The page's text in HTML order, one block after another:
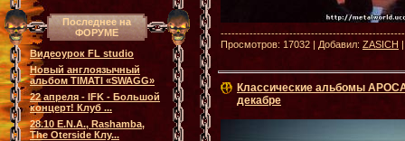
Последнее на
ФОРУМЕ
Видеоурок FL studio
Новый англоязычный
альбом TIMATI «SWAGG»
22 апреля - IFK - Большой
концерт! Клуб ...
28.10 E.N.A., Rashamba,
The Oterside Клу...
Просмотров: 17032 | Добавил: ZASICH
Классические альбомы
декабре